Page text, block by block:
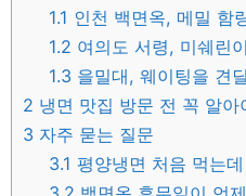
1.1 인천 백면옥, 메밀 함
1.2 여의도 서령, 미쉐린
1.3 을밀대, 웨이팅을 견
2 냉면 맛집 방문 전 꼭 알아
3 자주 묻는 질문
3.1 평양냉면 처음 먹는